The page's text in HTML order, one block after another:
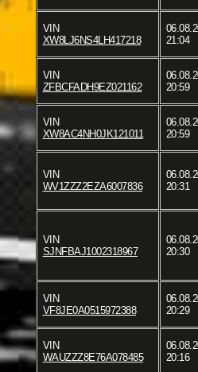
VIN
XW8LJ6NS4LH417218
21:04
VIN
ZFBCFADH9EZ021162
20:59
VIN
XW8AC4NH0JK121011
20:59
VIN
WV1ZZZ2EZA6007836
20:31
VIN
SJNFBAJ1002318967
20:30
VIN
VF8JE0A0515972388
20:29
VIN
WAUZZZ8E76A078485
20:16